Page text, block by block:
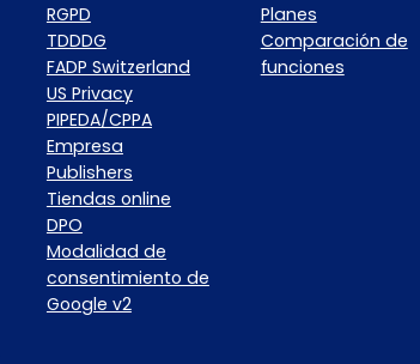
RGPD
TDDDG
FADP Switzerland
US Privacy
PIPEDA/CPPA
Empresa
Publishers
Tiendas online
DPO
Modalidad de
consentimiento de
Google v2
Planes
Comparación de
funciones